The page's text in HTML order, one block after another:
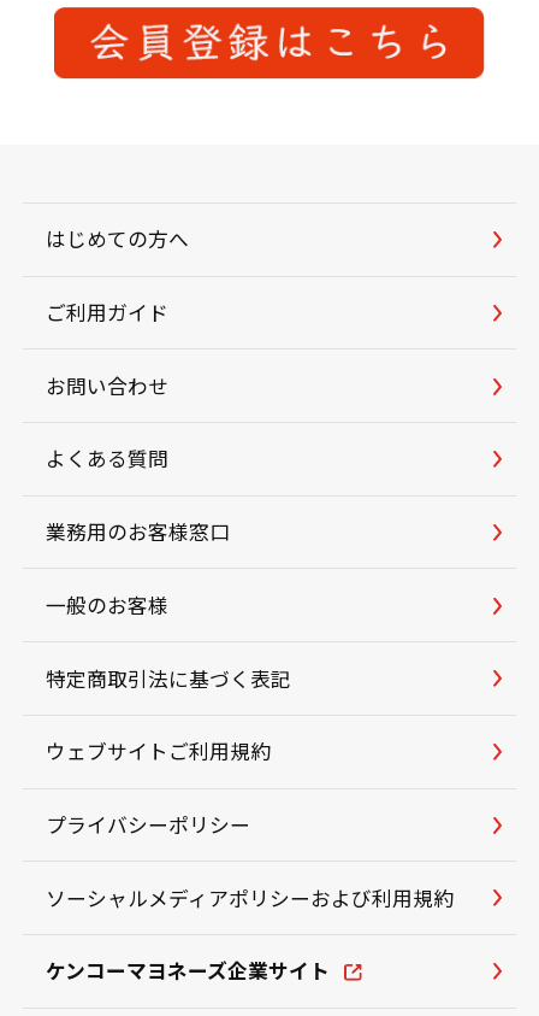
はじめての方へ
ご利用ガイド
お問い合わせ
よくある質問
業務用のお客様窓口
一般のお客様
特定商取引法に基づく表記
ウェブサイトご利用規約
プライバシーポリシー
ソーシャルメディアポリシーおよび利用規約
ケンコーマヨネーズ企業サイト